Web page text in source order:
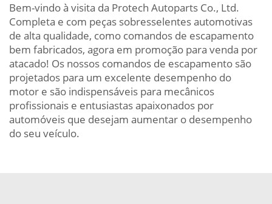
Bem-vindo à visita da Protech Autoparts Co., Ltd.
Completa e com peças sobresselentes automotivas
de alta qualidade, como comandos de escapamento
bem fabricados, agora em promoção para venda por
atacado! Os nossos comandos de escapamento são
projetados para um excelente desempenho do
motor e são indispensáveis para mecânicos
profissionais e entusiastas apaixonados por
automóveis que desejam aumentar o desempenho
do seu veículo.